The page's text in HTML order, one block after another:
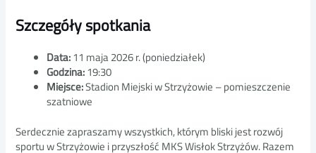
Szczegóły spotkania
Data:11 maja 2026 r. (poniedziałek)
Godzina:19:30
Miejsce:Stadion Miejski w Strzyżowie – pomieszczenie
szatniowe
Serdecznie zapraszamy wszystkich, którym bliski jest rozwój
sportu w Strzyżowie i przyszłość MKS Wisłok Strzyżów. Razem